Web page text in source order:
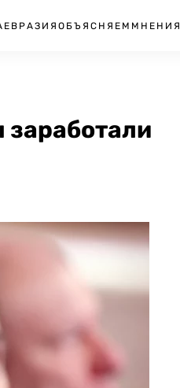
ЕВРАЗИЯ ОБЪЯСНЯЕМ МНЕНИЯ